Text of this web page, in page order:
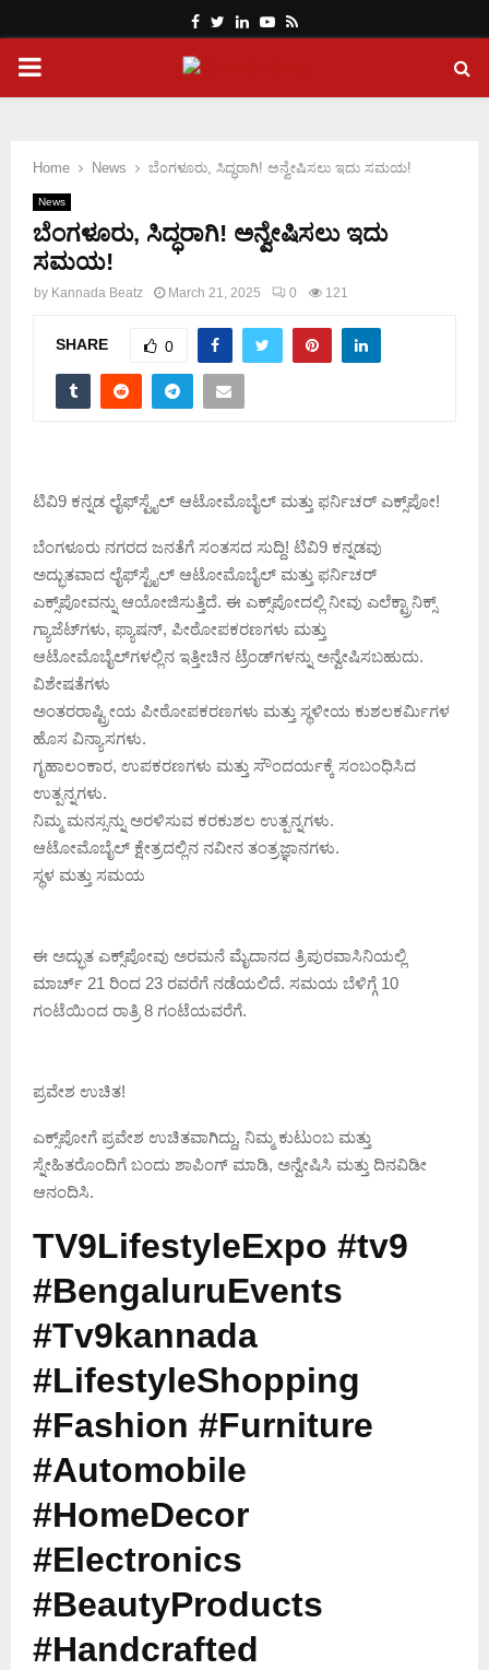
Facebook
Twitter
LinkedinYoutube
Rss
PRIMARY
Home News ಬೆಂಗಳೂರು, ಸಿದ್ಧರಾಗಿ! ಅನ್ವೇಷಿಸಲು ಇದು ಸಮಯ!
News
ಬೆಂಗಳೂರು, ಸಿದ್ಧರಾಗಿ! ಅನ್ವೇಷಿಸಲು ಇದು
ಸಮಯ!
by Kannada Beatz March 21, 2025 0 121
SHARE 0
ಟಿವಿ9 ಕನ್ನಡ ಲೈಫ್‌ಸ್ಟೈಲ್ ಆಟೋಮೊಬೈಲ್ ಮತ್ತು ಫರ್ನಿಚರ್ ಎಕ್ಸ್‌ಪೋ!
ಬೆಂಗಳೂರು ನಗರದ ಜನತೆಗೆ ಸಂತಸದ ಸುದ್ದಿ! ಟಿವಿ9 ಕನ್ನಡವು
ಅದ್ಭುತವಾದ ಲೈಫ್‌ಸ್ಟೈಲ್ ಆಟೋಮೊಬೈಲ್ ಮತ್ತು ಫರ್ನಿಚರ್
ಎಕ್ಸ್‌ಪೋವನ್ನು ಆಯೋಜಿಸುತ್ತಿದೆ. ಈ ಎಕ್ಸ್‌ಪೋದಲ್ಲಿ ನೀವು ಎಲೆಕ್ಟ್ರಾನಿಕ್ಸ್
ಗ್ಯಾಜೆಟ್‌ಗಳು, ಫ್ಯಾಷನ್, ಪೀಠೋಪಕರಣಗಳು ಮತ್ತು
ಆಟೋಮೊಬೈಲ್‌ಗಳಲ್ಲಿನ ಇತ್ತೀಚಿನ ಟ್ರೆಂಡ್‌ಗಳನ್ನು ಅನ್ವೇಷಿಸಬಹುದು.
ವಿಶೇಷತೆಗಳು
ಅಂತರರಾಷ್ಟ್ರೀಯ ಪೀಠೋಪಕರಣಗಳು ಮತ್ತು ಸ್ಥಳೀಯ ಕುಶಲಕರ್ಮಿಗಳ
ಹೊಸ ವಿನ್ಯಾಸಗಳು.
ಗೃಹಾಲಂಕಾರ, ಉಪಕರಣಗಳು ಮತ್ತು ಸೌಂದರ್ಯಕ್ಕೆ ಸಂಬಂಧಿಸಿದ
ಉತ್ಪನ್ನಗಳು.
ನಿಮ್ಮ ಮನಸ್ಸನ್ನು ಅರಳಿಸುವ ಕರಕುಶಲ ಉತ್ಪನ್ನಗಳು.
ಆಟೋಮೊಬೈಲ್ ಕ್ಷೇತ್ರದಲ್ಲಿನ ನವೀನ ತಂತ್ರಜ್ಞಾನಗಳು.
ಸ್ಥಳ ಮತ್ತು ಸಮಯ
ಈ ಅದ್ಭುತ ಎಕ್ಸ್‌ಪೋವು ಅರಮನೆ ಮೈದಾನದ ತ್ರಿಪುರವಾಸಿನಿಯಲ್ಲಿ
ಮಾರ್ಚ್ 21 ರಿಂದ 23 ರವರೆಗೆ ನಡೆಯಲಿದೆ. ಸಮಯ ಬೆಳಿಗ್ಗೆ 10
ಗಂಟೆಯಿಂದ ರಾತ್ರಿ 8 ಗಂಟೆಯವರೆಗೆ.
ಪ್ರವೇಶ ಉಚಿತ!
ಎಕ್ಸ್‌ಪೋಗೆ ಪ್ರವೇಶ ಉಚಿತವಾಗಿದ್ದು, ನಿಮ್ಮ ಕುಟುಂಬ ಮತ್ತು
ಸ್ನೇಹಿತರೊಂದಿಗೆ ಬಂದು ಶಾಪಿಂಗ್ ಮಾಡಿ, ಅನ್ವೇಷಿಸಿ ಮತ್ತು ದಿನವಿಡೀ
ಆನಂದಿಸಿ.
TV9LifestyleExpo #tv9
#BengaluruEvents
#Tv9kannada
#LifestyleShopping
#Fashion #Furniture
#Automobile
#HomeDecor
#Electronics
#BeautyProducts
#Handcrafted